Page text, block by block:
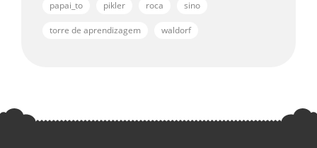
papai_to pikler roca sino
torre de aprendizagem waldorf